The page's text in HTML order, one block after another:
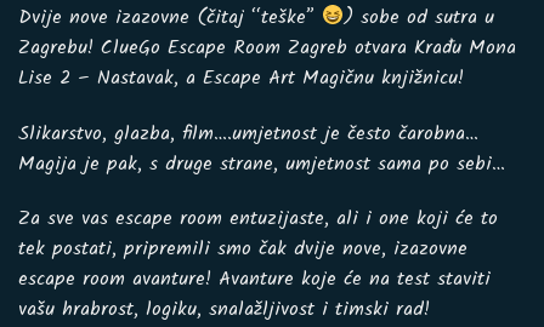
Dvije nove izazovne (čitaj “teške”
) sobe od sutra u
Zagrebu! ClueGo Escape Room Zagreb otvara Krađu Mona
Lise 2 – Nastavak, a Escape Art Magičnu knjižnicu!
Slikarstvo, glazba, film….umjetnost je često čarobna…
Magija je pak, s druge strane, umjetnost sama po sebi…
Za sve vas escape room entuzijaste, ali i one koji će to
tek postati, pripremili smo čak dvije nove, izazovne
escape room avanture! Avanture koje će na test staviti
vašu hrabrost, logiku, snalažljivost i timski rad!